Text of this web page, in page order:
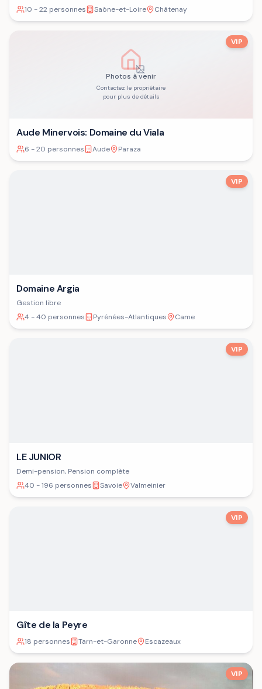
10 - 22 personnes
Saône-et-Loire Châtenay
Photos à venir
Contactez le propriétaire
pour plus de détails
VIP
Aude Minervois: Domaine du Viala
6 - 20 personnes Aude Paraza
VIP
Domaine Argia
Gestion libre
4 - 40 personnes
Pyrénées-Atlantiques Came
VIP
LE JUNIOR
Demi-pension, Pension complète
40 - 196 personnes
Savoie Valmeinier
VIP
Gîte de la Peyre
18 personnes Tarn-et-Garonne Escazeaux
VIP